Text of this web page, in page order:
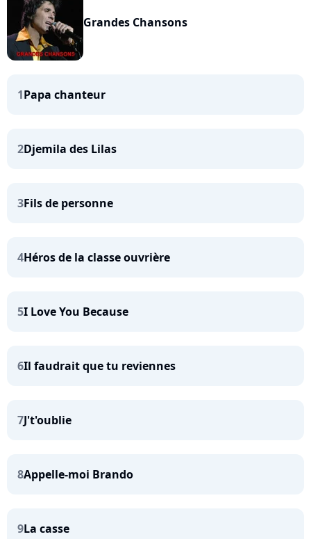
Grandes Chansons
1Papa chanteur
2Djemila des Lilas
3Fils de personne
4Héros de la classe ouvrière
5I Love You Because
6Il faudrait que tu reviennes
7J't'oublie
8Appelle-moi Brando
9La casse